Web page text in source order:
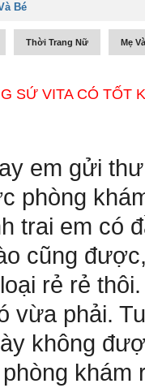
Bé
Thời Trang Nữ Mẹ
SỨ VITA CÓ TỐT
em gửi
phòng
trai em có
cũng
rẻ rẻ
vừa phải.
không